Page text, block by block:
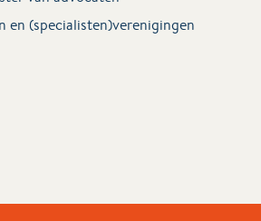
en (specialisten)verenigingen